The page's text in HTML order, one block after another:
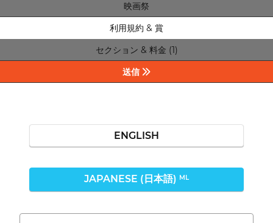
映画祭
利用規約 & 賞
セクション & 料金 (1)
送信
ENGLISH
JAPANESE (日本語) ML